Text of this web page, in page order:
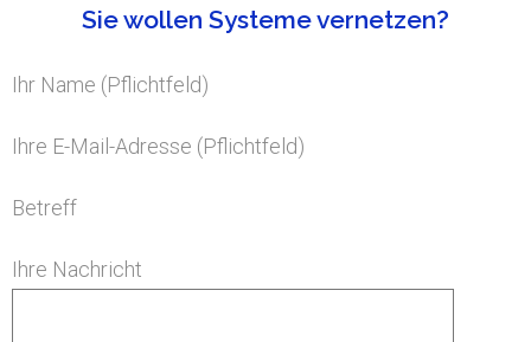
Sie wollen Systeme vernetzen?
Ihr Name (Pflichtfeld)
Ihre E-Mail-Adresse (Pflichtfeld)
Betreff
Ihre Nachricht